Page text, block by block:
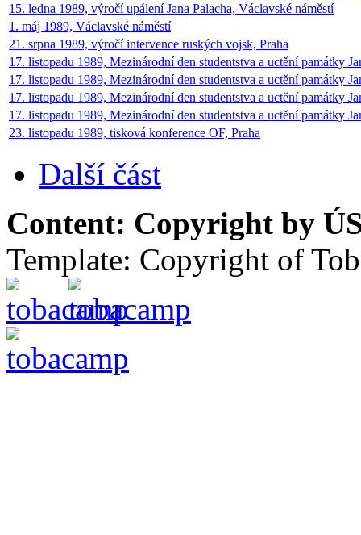
15. ledna 1989, výročí upálení Jana Palacha, Václavské náměstí
1. máj 1989, Václavské náměstí
21. srpna 1989, výročí intervence ruských vojsk, Praha
17. listopadu 1989, Mezinárodní den studentstva a uctění památky
17. listopadu 1989, Mezinárodní den studentstva a uctění památky
17. listopadu 1989, Mezinárodní den studentstva a uctění památky
17. listopadu 1989, Mezinárodní den studentstva a uctění památky
23. listopadu 1989, tisková konference OF, Praha
Další část
Content: Copyright by
Template: Copyright of